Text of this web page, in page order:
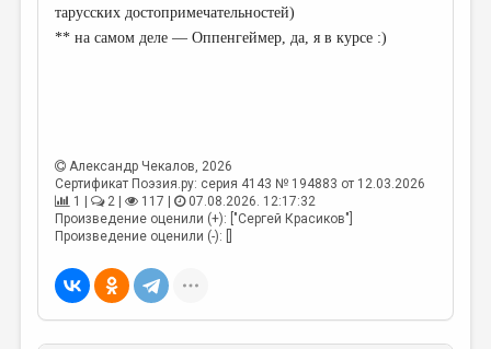
тарусских достопримечательностей)
** на самом деле — Оппенгеймер, да, я в курсе :)
Александр Чекалов, 2026
Сертификат Поэзия.ру: серия 4143 № 194883 от 12.03.2026
1 |
2 | 117 |
07.08.2026. 12:17:32
Произведение оценили (+): ["Сергей Красиков"]
Произведение оценили (-): []